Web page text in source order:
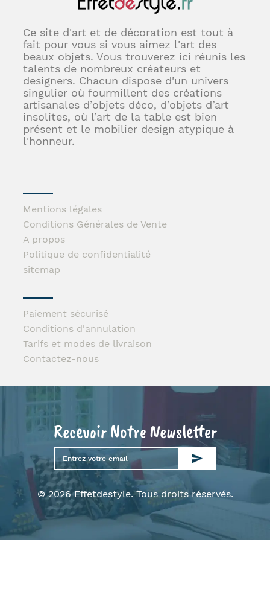
Ce site d'art et de décoration est tout à
fait pour vous si vous aimez l'art des
beaux objets. Vous trouverez ici réunis les
talents de nombreux créateurs et
designers. Chacun dispose d'un univers
singulier où fourmillent des créations
artisanales d’objets déco, d’objets d’art
insolites, où l’art de la table est bien
présent et le mobilier design atypique à
l'honneur.
Mentions légales
Conditions Générales de Vente
A propos
Politique de confidentialité
sitemap
Paiement sécurisé
Conditions d'annulation
Tarifs et modes de livraison
Contactez-nous
Recevoir Notre Newsletter
© 2026 Effetdestyle. Tous droits réservés.